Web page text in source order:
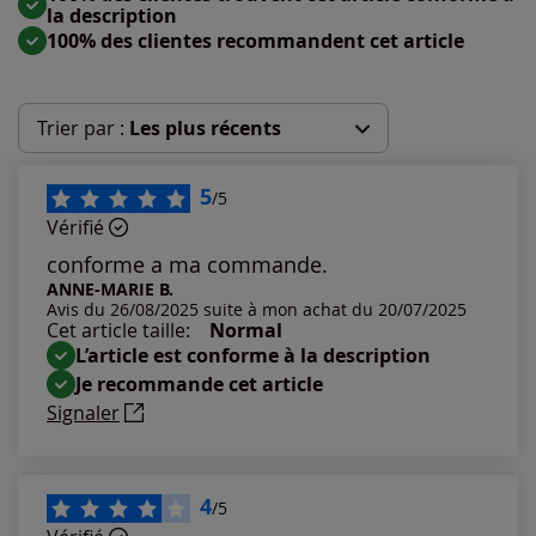
la description
100% des clientes recommandent cet article
Trier par : Les plus récents
Les plus récents
Les plus anciens
Notes les plus élevées
Notes les plus basses
5/5
Vérifié
conforme a ma commande.
ANNE-MARIE B.
Avis du 26/08/2025 suite à mon achat du 20/07/2025
Cet article taille:
Normal
L’article est conforme à la description
Je recommande cet article
Signaler
4/5